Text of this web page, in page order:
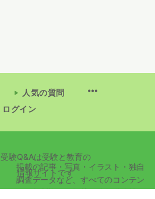
人気の質問
ログイン
受験Q&Aは受験と教育の
情報サイトです
掲載の記事・写真・イラスト・独自
調査データなど、すべてのコンテン
ツの無断複写・転載・公衆送信等を